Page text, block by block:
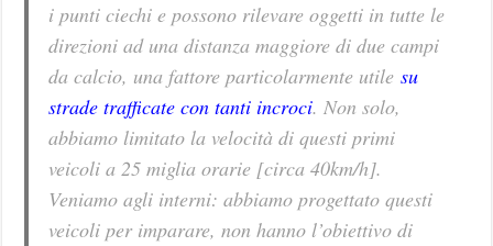
i punti ciechi e possono rilevare oggetti in tutte le
direzioni ad una distanza maggiore di due campi
da calcio, una fattore particolarmente utilesu
strade trafficate con tanti incroci. Non solo,
abbiamo limitato la velocità di questi primi
veicoli a 25 miglia orarie [circa 40km/h].
Veniamo agli interni: abbiamo progettato questi
veicoli per imparare, non hanno l’obiettivo di